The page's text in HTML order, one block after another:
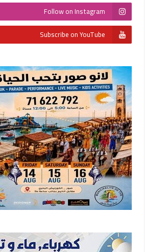
Follow on Instagram
Subscribe on YouTube